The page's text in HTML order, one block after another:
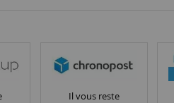
Il vous reste